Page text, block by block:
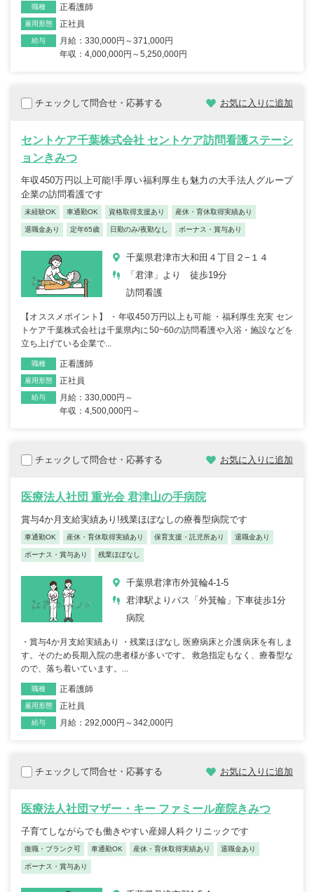
職種 正看護師
雇用形態 正社員
給与
月給：330,000円～371,000円
年収：4,000,000円～5,250,000円
チェックして問合せ・応募する お気に入りに追加
セントケア千葉株式会社 セントケア訪問看護ステーシ
ョンきみつ
年収450万円以上可能!手厚い福利厚生も魅力の大手法人グループ
企業の訪問看護です
未経験OK 車通勤OK 資格取得支援あり 産休・育休取得実績あり
退職金あり 定年65歳 日勤のみ/夜勤なし ボーナス・賞与あり
千葉県君津市大和田４丁目２−１４
「君津」より 徒歩19分
訪問看護
【オススメポイント】 ・年収450万円以上も可能 ・福利厚生充実 セン
トケア千葉株式会社は千葉県内に50~60の訪問看護や入浴・施設などを
立ち上げている企業で...
職種 正看護師
雇用形態 正社員
給与
月給：330,000円～
年収：4,500,000円～
チェックして問合せ・応募する お気に入りに追加
医療法人社団 重光会 君津山の手病院
賞与4か月支給実績あり!残業ほぼなしの療養型病院です
車通勤OK 産休・育休取得実績あり 保育支援・託児所あり 退職金あり
ボーナス・賞与あり 残業ほぼなし
千葉県君津市外箕輪4-1-5
君津駅よりバス「外箕輪」下車徒歩1分
病院
・賞与4か月支給実績あり ・残業ほぼなし 医療病床と介護病床を有しま
す。そのため長期入院の患者様が多いです。 救急指定もなく、療養型な
ので、落ち着いています。...
職種 正看護師
雇用形態 正社員
給与 月給：292,000円～342,000円
チェックして問合せ・応募する お気に入りに追加
医療法人社団マザー・キー ファミール産院きみつ
子育てしながらでも働きやすい産婦人科クリニックです
復職・ブランク可 車通勤OK 産休・育休取得実績あり 退職金あり
ボーナス・賞与あり